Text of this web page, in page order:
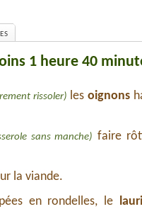
1 heure 40
rissoler) lesoignons
sans manche) faire
la viande.
en rondelles, le